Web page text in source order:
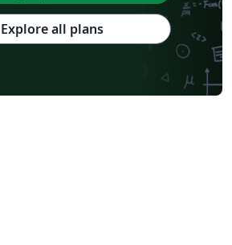
Explore all plans